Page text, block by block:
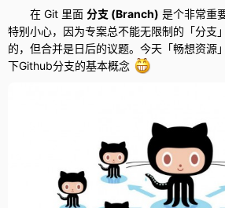
在 Git 里面 分支 (Branch) 是个非常重
特别小心，因为专案总不能无限制的「分支
的，但合并是日后的议题。今天「畅想资源
下Github分支的基本概念